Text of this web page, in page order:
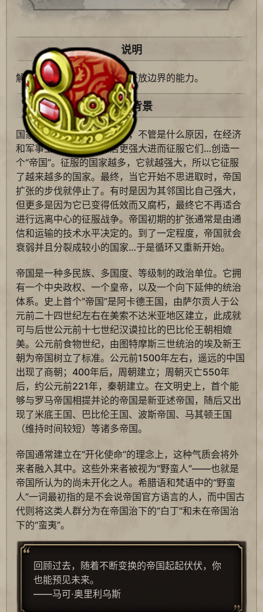
说明
解锁加固边境和为其他文明开放边界的能力。
历史背景
国家的自然模式是一个地区，不管是什么原因，在经济
和军事上变得比它的邻居更强大进而征服它们…创造一
个“帝国”。征服的国家越多，它就越强大，所以它征服
了越来越多的国家。最终，当它开始不思进取时，帝国
扩张的步伐就停止了。有时是因为其邻国比自己强大，
但更多是因为它已变得低效而又腐朽，最终它不再适合
进行远离中心的征服战争。帝国初期的扩张通常是由通
信和运输的技术水平决定的。到了一定程度，帝国就会
衰弱并且分裂成较小的国家…于是循环又重新开始。
帝国是一种多民族、多国度、等级制的政治单位。它拥
有一个中央政权、一个皇帝，以及一个向下延伸的统治
体系。史上首个“帝国”是阿卡德王国，由萨尔贡人于公
元前二十四世纪左右在美索不达米亚地区建立，此成就
可与后世公元前十七世纪汉谟拉比的巴比伦王朝相媲
美。公元前食物世纪，由图特摩斯三世统治的埃及新王
朝为帝国树立了标准。公元前1500年左右，遥远的中国
出现了商朝；400年后，周朝建立；周朝灭亡550年
后，约公元前221年，秦朝建立。在文明史上，首个能
够与罗马帝国相提并论的帝国是新亚述帝国，随后又出
现了米底王国、巴比伦王国、波斯帝国、马其顿王国
（维持时间较短）等诸多帝国。
帝国通常建立在“开化使命”的理念上，这种气质会将外
来者融入其中。这些外来者被视为“野蛮人”——也就是
帝国所认为的尚未开化之人。希腊语和梵语中的“野蛮
人”一词最初指的是不会说帝国官方语言的人，而中国古
代则将这类人群分为在帝国治下的“白丁”和未在帝国治
下的“蛮夷”。
回顾过去，随着不断变换的帝国起起伏伏，你
也能预见未来。
——马可·奥里利乌斯